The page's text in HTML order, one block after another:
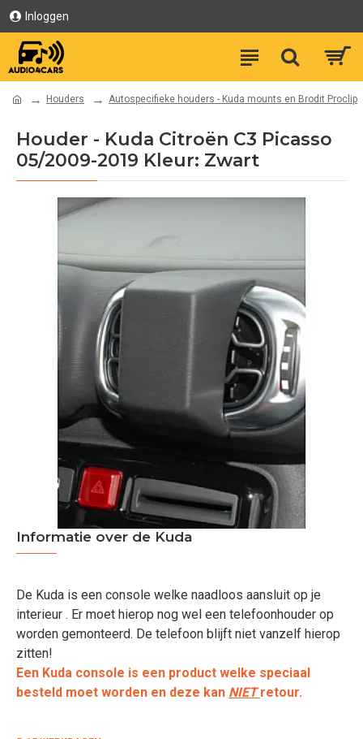
Inloggen
Houders Autospecifieke houders - Kuda mounts en Brodit Proclip
Houder - Kuda Citroën C3 Picasso
05/2009-2019 Kleur: Zwart
Informatie over de Kuda
De Kuda is een console welke naadloos aansluit op je
interieur . Er moet hierop nog wel een telefoonhouder op
worden gemonteerd. De telefoon blijft niet vanzelf hierop
zitten!
Een Kuda console is een product welke speciaal
besteld moet worden en deze kan NIETretour.